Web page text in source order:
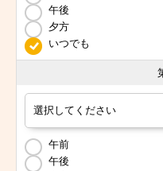
午後
夕方
いつでも
午前
午後